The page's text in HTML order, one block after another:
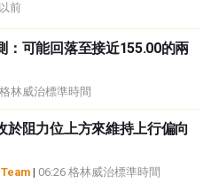
前
：可能回落至接近155.00的兩
林威治標準時間
於阻力位上方來維持上行偏向
| 06:26 格林威治標準時間